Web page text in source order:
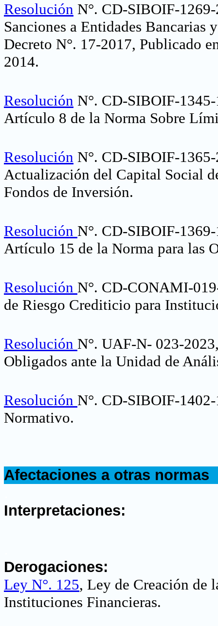
Resolución N°. CD-SIBOIF-
Sanciones a Entidades
Decreto N°. 17-2017, Publicado
2014.
Resolución N°. CD-SIBOIF-
Artículo 8 de la Norma Sobre
Resolución N°. CD-SIBOIF-
Actualización del Capital Social
Fondos de Inversión.
Resolución N°. CD-SIBOIF-
Artículo 15 de la Norma para las
Resolución N°. CD-CONAMI-
de Riesgo Crediticio para
Resolución N°. UAF-N- 023-2023
Obligados ante la Unidad de
Resolución N°. CD-SIBOIF-
Normativo.
Afectaciones a otras normas
Interpretaciones:
Derogaciones:
Ley N°. 125, Ley de Creación de
Instituciones Financieras.